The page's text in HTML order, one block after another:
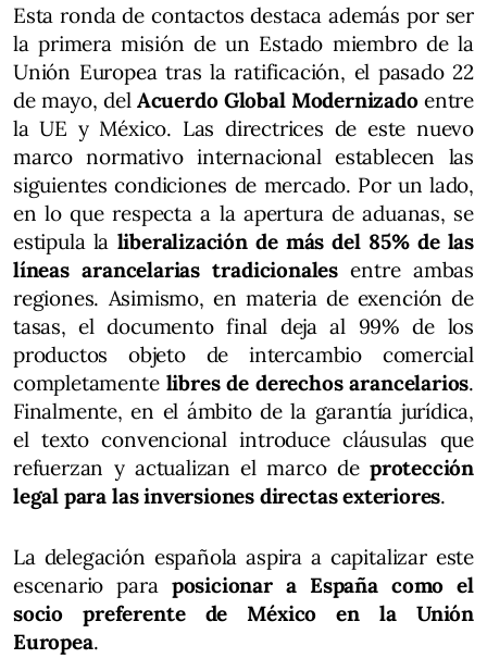
Esta ronda de contactos destaca además por ser
la primera misión de un Estado miembro de la
Unión Europea tras la ratificación, el pasado 22
de mayo, del Acuerdo Global Modernizadoentre
la UE y México. Las directrices de este nuevo
marco normativo internacional establecen las
siguientes condiciones de mercado. Por un lado,
en lo que respecta a la apertura de aduanas, se
estipula la liberalización de más del 85% de las
líneas arancelarias tradicionalesentre ambas
regiones. Asimismo, en materia de exención de
tasas, el documento final deja al 99% de los
productos objeto de intercambio comercial
completamente libres de derechos arancelarios.
Finalmente, en el ámbito de la garantía jurídica,
el texto convencional introduce cláusulas que
refuerzan y actualizan el marco de protección
legal para las inversiones directas exteriores.
La delegación española aspira a capitalizar este
escenario para posicionar a España como el
socio preferente de México en la Unión
Europea.